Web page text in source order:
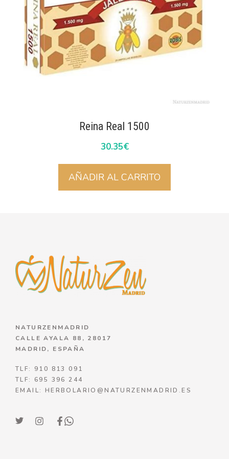
Reina Real 1500
30.35€
AÑADIR AL CARRITO
NATURZENMADRID
CALLE AYALA 88, 28017
MADRID, ESPAÑA
TLF: 910 813 091
TLF: 695 396 244
EMAIL: HERBOLARIO@NATURZENMADRID.ES